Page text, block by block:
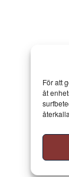
För att
åt